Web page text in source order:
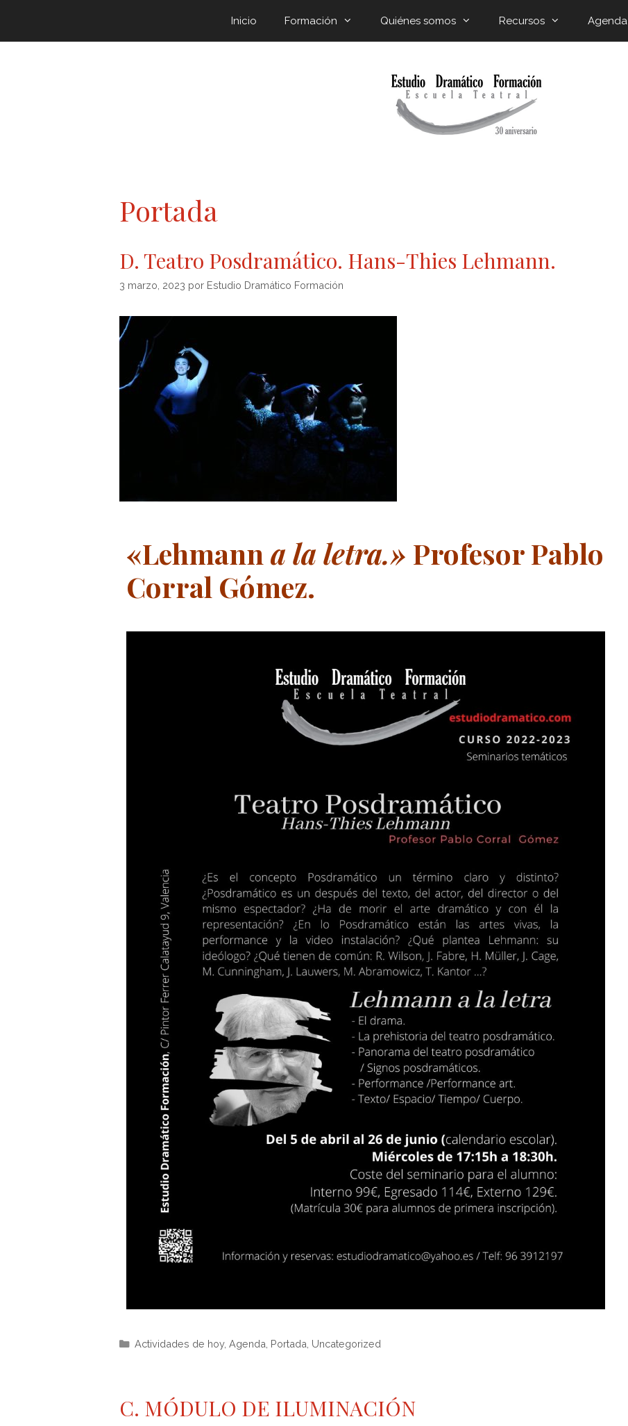
Inicio Formación Quiénes somos Recursos Agenda
Portada
D. Teatro Posdramático. Hans-Thies Lehmann.
3 marzo, 2023 por Estudio Dramático Formación
«Lehmann a la letra.» Profesor Pablo
Corral Gómez.
Actividades de hoy, Agenda Portada Uncategorized
C. MÓDULO DE ILUMINACIÓN